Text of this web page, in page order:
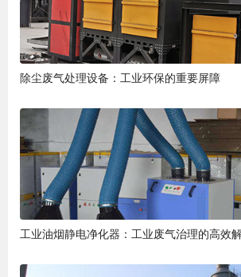
除尘废气处理设备：工业环保的重要屏障
工业油烟静电净化器：工业废气治理的高效